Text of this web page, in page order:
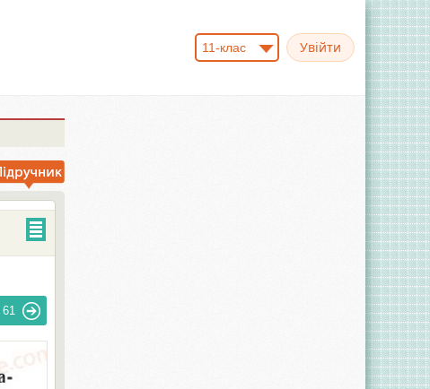
11-клас
61